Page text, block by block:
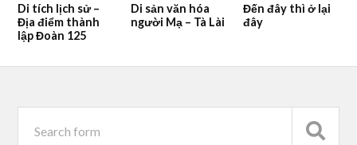
Di tích lịch sử –
Địa điểm thành
lập Đoàn 125
Di sản văn hóa
người Mạ – Tà Lài
Đến đây thì ở lại
đây